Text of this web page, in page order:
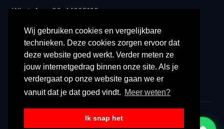
Wij gebruiken cookies en vergelijkbare
technieken. Deze cookies zorgen ervoor dat
deze website goed werkt. Verder meten ze
jouw internetgedrag binnen onze site. Als je
verdergaat op onze website gaan we er
vanuit dat je dat goed vindt. Meer weten?
Ik snap het
WhatsApp: 06-44005100
info@radex-benelux.nl
Ma – Vrij: 9:00 – 17:00
© 2026 Radex Benelux. Alle rechten voorbehouden.